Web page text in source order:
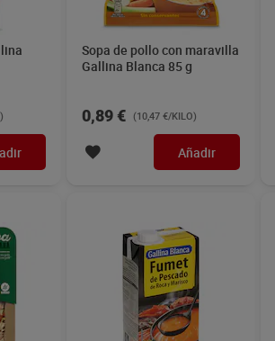
Sopa de pollo con maravilla
Gallina Blanca 85 g
0,89 € (10,47 €/KILO)
Añadir